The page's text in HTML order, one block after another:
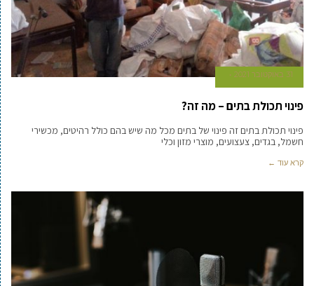
31 באוקטובר 2021
פינוי תכולת בתים – מה זה?
פינוי תכולת בתים זה פינוי של בתים מכל מה שיש בהם כולל רהיטים, מכשירי
חשמל, בגדים, צעצועים, מוצרי מזון וכלי
קרא עוד ←